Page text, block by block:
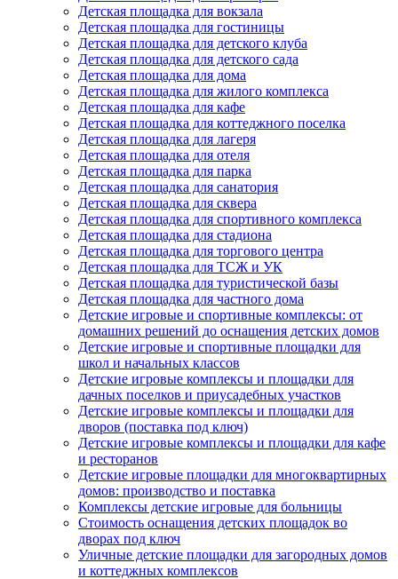
Детская площадка для вокзала
Детская площадка для гостиницы
Детская площадка для детского клуба
Детская площадка для детского сада
Детская площадка для дома
Детская площадка для жилого комплекса
Детская площадка для кафе
Детская площадка для коттеджного поселка
Детская площадка для лагеря
Детская площадка для отеля
Детская площадка для парка
Детская площадка для санатория
Детская площадка для сквера
Детская площадка для спортивного комплекса
Детская площадка для стадиона
Детская площадка для торгового центра
Детская площадка для ТСЖ и УК
Детская площадка для туристической базы
Детская площадка для частного дома
Детские игровые и спортивные комплексы: от
домашних решений до оснащения детских домов
Детские игровые и спортивные площадки для
школ и начальных классов
Детские игровые комплексы и площадки для
дачных поселков и приусадебных участков
Детские игровые комплексы и площадки для
дворов (поставка под ключ)
Детские игровые комплексы и площадки для кафе
и ресторанов
Детские игровые площадки для многоквартирных
домов: производство и поставка
Комплексы детские игровые для больницы
Стоимость оснащения детских площадок во
дворах под ключ
Уличные детские площадки для загородных домов
и коттеджных комплексов